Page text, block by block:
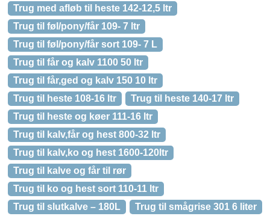
Trug med afløb til heste 142-12,5 ltr
Trug til føl/pony/får 109- 7 ltr
Trug til føl/pony/får sort 109- 7 L
Trug til får og kalv 1100 50 ltr
Trug til får,ged og kalv 150 10 ltr
Trug til heste 108-16 ltr
Trug til heste 140-17 ltr
Trug til heste og køer 111-16 ltr
Trug til kalv,får og hest 800-32 ltr
Trug til kalv,ko og hest 1600-120ltr
Trug til kalve og får til rør
Trug til ko og hest sort 110-11 ltr
Trug til slutkalve – 180L
Trug til smågrise 301 6 liter